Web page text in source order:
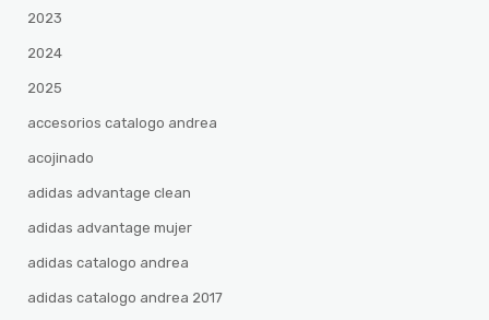
2023
2024
2025
accesorios catalogo andrea
acojinado
adidas advantage clean
adidas advantage mujer
adidas catalogo andrea
adidas catalogo andrea 2017